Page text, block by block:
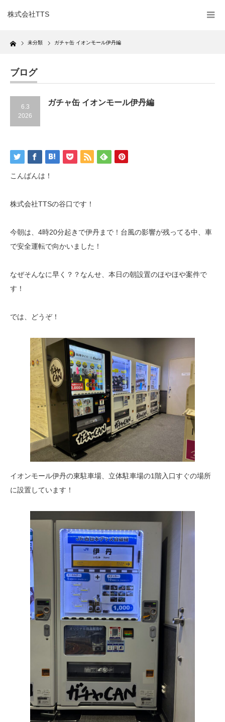
株式会社TTS
Home 未分類 ガチャ缶 イオンモール伊丹編
ブログ
6.3
2026
ガチャ缶 イオンモール伊丹編
こんばんは！
株式会社TTSの谷口です！
今朝は、4時20分起きで伊丹まで！台風の影響が残ってる中、車
で安全運転で向かいました！
なぜそんなに早く？？なんせ、本日の朝設置のほやほや案件で
す！
では、どうぞ！
イオンモール伊丹の東駐車場、立体駐車場の1階入口すぐの場所
に設置しています！